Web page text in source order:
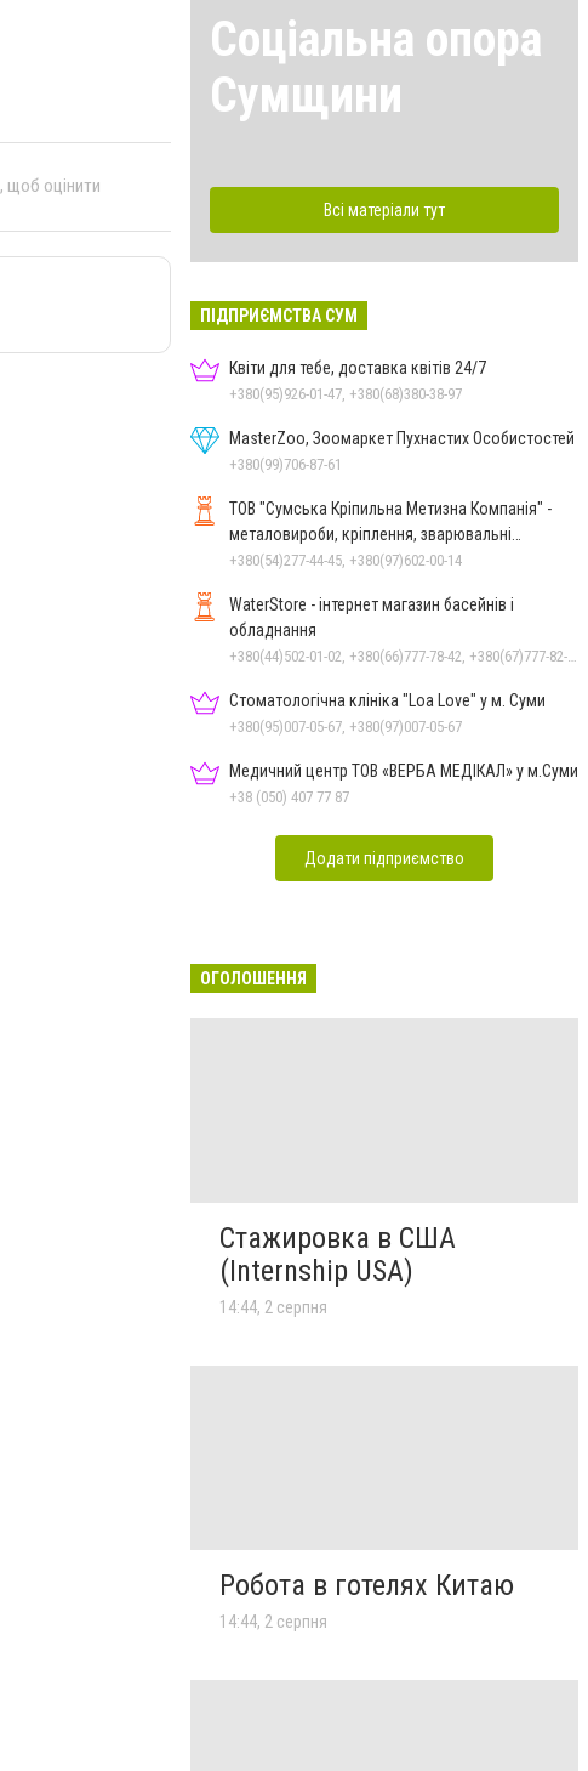
, щоб оцінити
Соціальна опора
Сумщини
Всі матеріали тут
ПІДПРИЄМСТВА СУМ
Квіти для тебе, доставка квітів 24/7
+380(95)926-01-47, +380(68)380-38-97
MasterZoo, Зоомаркет Пухнастих Особистостей
+380(99)706-87-61
ТОВ "Сумська Кріпильна Метизна Компанія" -
металовироби, кріплення, зварювальні
електроди у м.Суми
+380(54)277-44-45, +380(97)602-00-14
WaterStore - інтернет магазин басейнів і
обладнання
Стоматологічна клініка "Loa Love" у м. Суми
+380(95)007-05-67, +380(97)007-05-67
Медичний центр ТОВ «ВЕРБА МЕДІКАЛ» у м.Суми
+38 (050) 407 77 87
Додати підприємство
ОГОЛОШЕННЯ
Стажировка в США
(Internship USA)
14:44, 2 серпня
Робота в готелях Китаю
14:44, 2 серпня